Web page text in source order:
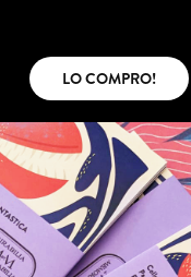
LO COMPRO!